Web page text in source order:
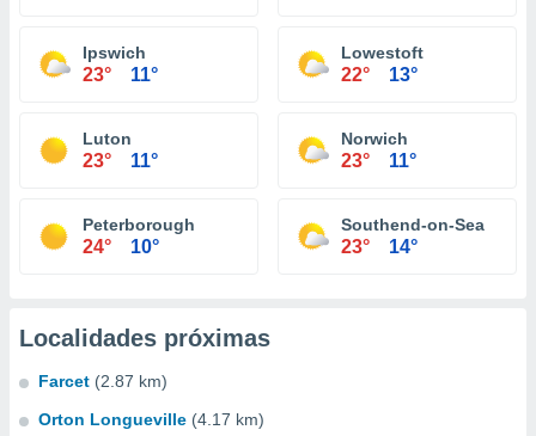
Ipswich
23° 11°
Lowestoft
22° 13°
Luton
23° 11°
Norwich
23° 11°
Peterborough
24° 10°
Southend-on-Sea
23° 14°
Localidades próximas
Farcet (2.87 km)
Orton Longueville (4.17 km)